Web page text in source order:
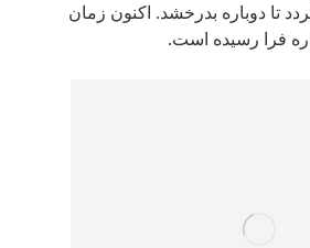
تا دوباره بدرخشد. اکنون زمان
فرا رسیده است.